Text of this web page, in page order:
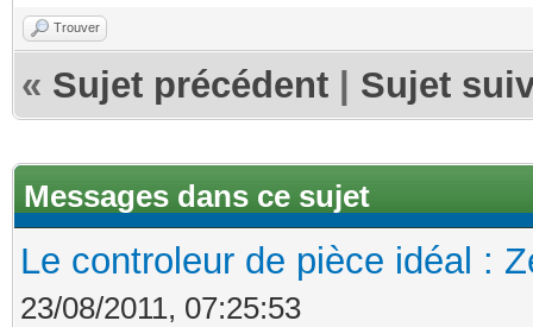
Trouver
« Sujet précédent Sujet
Messages dans ce sujet
Le controleur de pièce idéal :
23/08/2011, 07:25:53